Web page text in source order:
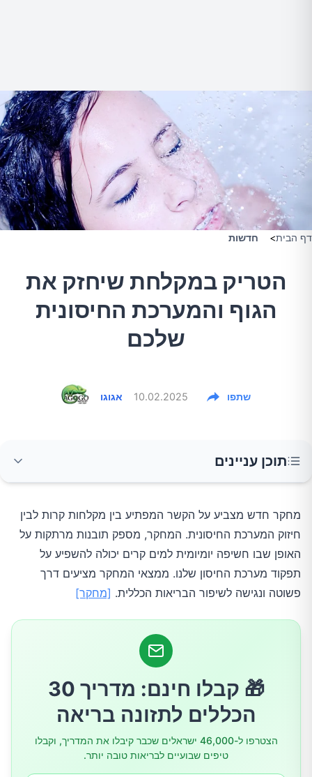
דף הבית> חדשות
הטריק במקלחת שיחזק את
הגוף והמערכת החיסונית
שלכם
אגוגו 10.02.2025 שתפו
תוכן עניינים
רקע המחקר
שיטת המחקר
ממצאים עיקריים
השפעה על ציטוקינים
משמעות הממצאים
סיכום
מחקר חדש מצביע על הקשר המפתיע בין מקלחות קרות לבין
חיזוק המערכת החיסונית. המחקר, מספק תובנות מרתקות על
האופן שבו חשיפה יומיומית למים קרים יכולה להשפיע על
תפקוד מערכת החיסון שלנו. ממצאי המחקר מציעים דרך
פשוטה ונגישה לשיפור הבריאות הכללית. [מחקר]
🎁 קבלו חינם: מדריך 30
הכללים לתזונה בריאה
הצטרפו ל-46,000 ישראלים שכבר קיבלו את המדריך, וקבלו
טיפים שבועיים לבריאות טובה יותר.